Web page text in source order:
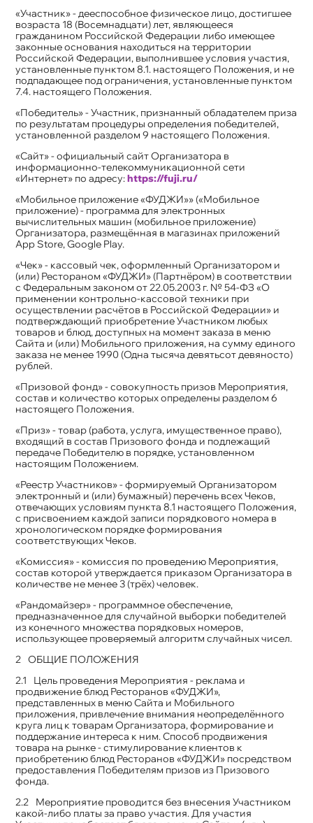
«Участник» - дееспособное физическое лицо, достигшее
возраста 18 (Восемнадцати) лет, являющееся
гражданином Российской Федерации либо имеющее
законные основания находиться на территории
Российской Федерации, выполнившее условия участия,
установленные пунктом 8.1. настоящего Положения, и не
подпадающее под ограничения, установленные пунктом
7.4. настоящего Положения.
«Победитель» - Участник, признанный обладателем приза
по результатам процедуры определения победителей,
установленной разделом 9 настоящего Положения.
«Сайт» - официальный сайт Организатора в
информационно-телекоммуникационной сети
«Интернет» по адресу:https://fuji.ru/
«Мобильное приложение «ФУДЖИ»» («Мобильное
приложение) - программа для электронных
вычислительных машин (мобильное приложение)
Организатора, размещённая в магазинах приложений
App Store, Google Play.
«Чек» - кассовый чек, оформленный Организатором и
(или) Рестораном «ФУДЖИ» (Партнёром) в соответствии
с Федеральным законом от 22.05.2003 г. № 54-ФЗ «О
применении контрольно-кассовой техники при
осуществлении расчётов в Российской Федерации» и
подтверждающий приобретение Участником любых
товаров и блюд, доступных на момент заказа в меню
Сайта и (или) Мобильного приложения, на сумму единого
заказа не менее 1990 (Одна тысяча девятьсот девяносто)
рублей.
«Призовой фонд» - совокупность призов Мероприятия,
состав и количество которых определены разделом 6
настоящего Положения.
«Приз» - товар (работа, услуга, имущественное право),
входящий в состав Призового фонда и подлежащий
передаче Победителю в порядке, установленном
настоящим Положением.
«Реестр Участников» - формируемый Организатором
электронный и (или) бумажный) перечень всех Чеков,
отвечающих условиям пункта 8.1 настоящего Положения,
с присвоением каждой записи порядкового номера в
хронологическом порядке формирования
соответствующих Чеков.
«Комиссия» - комиссия по проведению Мероприятия,
состав которой утверждается приказом Организатора в
количестве не менее 3 (трёх) человек.
«Рандомайзер» - программное обеспечение,
предназначенное для случайной выборки победителей
из конечного множества порядковых номеров,
использующее проверяемый алгоритм случайных чисел.
ОБЩИЕ ПОЛОЖЕНИЯ
Цель проведения Мероприятия - реклама и
продвижение блюд Ресторанов «ФУДЖИ»,
представленных в меню Сайта и Мобильного
приложения, привлечение внимания неопределённого
круга лиц к товарам Организатора, формирование и
поддержание интереса к ним. Способ продвижения
товара на рынке - стимулирование клиентов к
приобретению блюд Ресторанов «ФУДЖИ» посредством
предоставления Победителям призов из Призового
фонда.
Мероприятие проводится без внесения Участником
какой-либо платы за право участия. Для участия